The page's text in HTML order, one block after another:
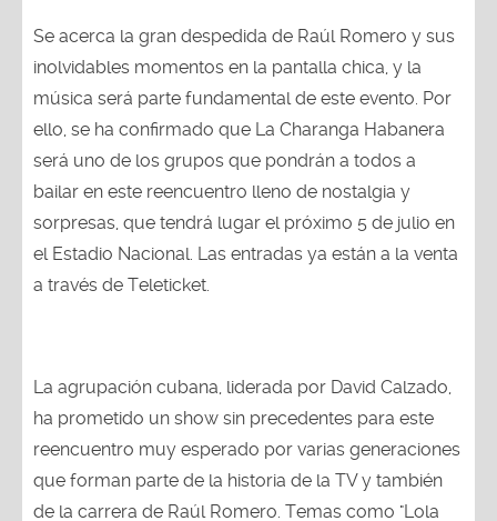
Se acerca la gran despedida de Raúl Romero y sus
inolvidables momentos en la pantalla chica, y la
música será parte fundamental de este evento. Por
ello, se ha confirmado que La Charanga Habanera
será uno de los grupos que pondrán a todos a
bailar en este reencuentro lleno de nostalgia y
sorpresas, que tendrá lugar el próximo 5 de julio en
el Estadio Nacional. Las entradas ya están a la venta
a través de Teleticket.
La agrupación cubana, liderada por David Calzado,
ha prometido un show sin precedentes para este
reencuentro muy esperado por varias generaciones
que forman parte de la historia de la TV y también
de la carrera de Raúl Romero. Temas como "Lola